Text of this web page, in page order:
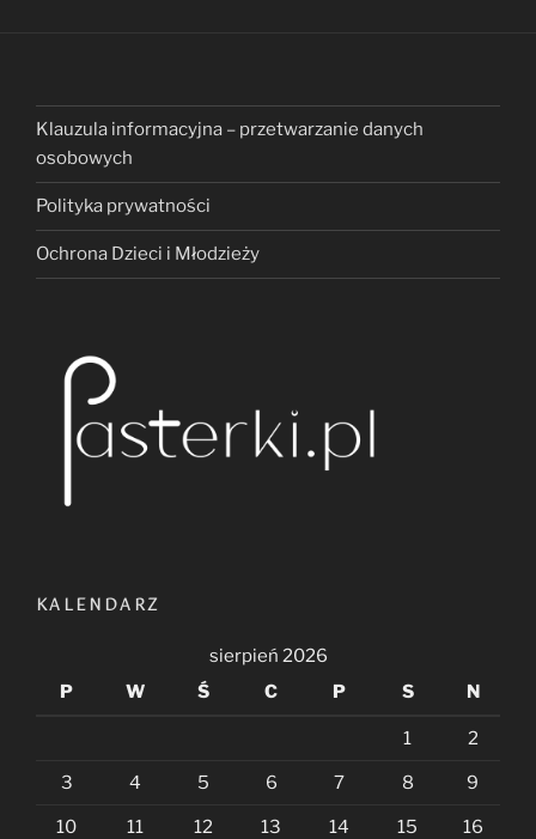
Klauzula informacyjna – przetwarzanie danych
osobowych
Polityka prywatności
Ochrona Dzieci i Młodzieży
KALENDARZ
sierpień 2026
P
W Ś C P S N
1 2
3 4 5 6 7 8 9
10 11 12 13 14 15 16